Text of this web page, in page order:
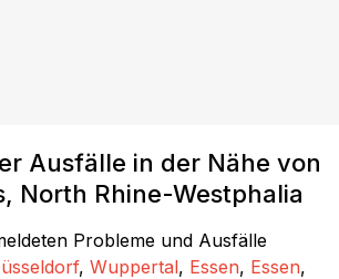
Ausfälle in der Nähe von
North Rhine-Westphalia
Probleme und Ausfälle
, Wuppertal, Essen, Essen,